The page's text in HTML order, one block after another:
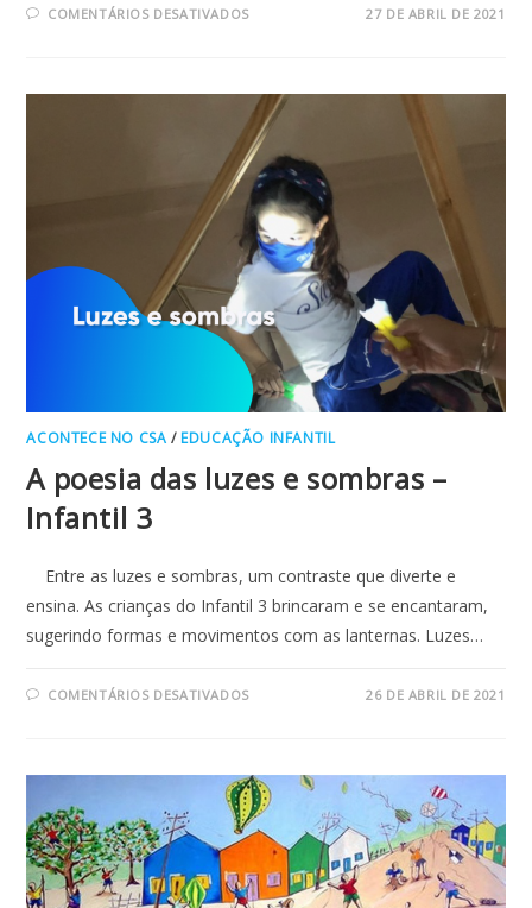
COMENTÁRIOS DESATIVADOSEM
4
27 DE ABRIL DE 2021
ACONTECE NO CSA / EDUCAÇÃO INFANTIL
A poesia das luzes e sombras –
Infantil 3
Entre as luzes e sombras, um contraste que diverte e
ensina. As crianças do Infantil 3 brincaram e se encantaram,
sugerindo formas e movimentos com as lanternas. Luzes…
COMENTÁRIOS DESATIVADOSEM
E
SOMBRAS
–
INFANTIL
3
26 DE ABRIL DE 2021